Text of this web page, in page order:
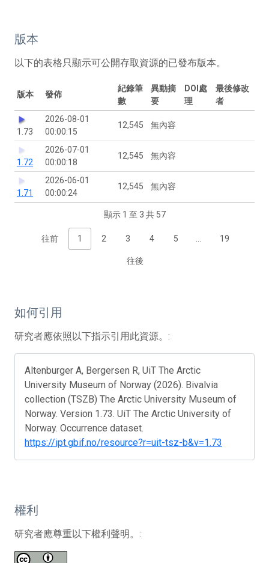
版本
以下的表格只顯示可公開存取資源的已發布版本。
版本 發佈
紀錄筆
數
異動摘
要
DOI處
理
最後修改
者
1.73
2026-08-01
00:00:15
12,545 無內容
1.72
2026-07-01
00:00:18
12,545 無內容
1.71
2026-06-01
00:00:24
12,545 無內容
顯示 1 至 3 共 57
往前 1 2 3 4 5 19
往後
如何引用
研究者應依照以下指示引用此資源。:
Altenburger A, Bergersen R, UiT The Arctic
University Museum of Norway (2026). Bivalvia
collection (TSZB) The Arctic University Museum of
Norway. Version 1.73. UiT The Arctic University of
Norway. Occurrence dataset.
https://ipt.gbif.no/resource?r=uit-tsz-b&v=1.73
權利
研究者應尊重以下權利聲明。: